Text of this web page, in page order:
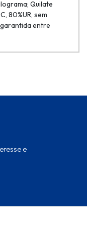
Quilate
80%UR, sem
entre
e